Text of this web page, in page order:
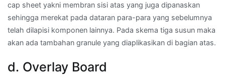
cap sheet yakni membran sisi atas yang juga dipanaskan
sehingga merekat pada dataran para-para yang sebelumnya
telah dilapisi komponen lainnya. Pada skema tiga susun maka
akan ada tambahan granule yang diaplikasikan di bagian atas.
d. Overlay Board